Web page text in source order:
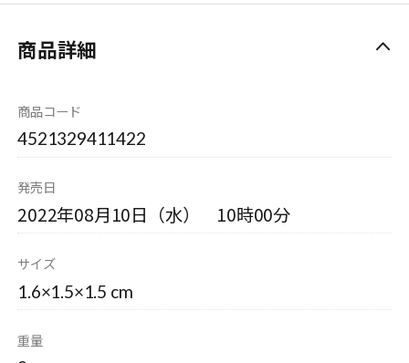
商品詳細
商品コード
4521329411422
発売日
2022年08月10日（水） 10時00分
サイズ
1.6×1.5×1.5 cm
重量